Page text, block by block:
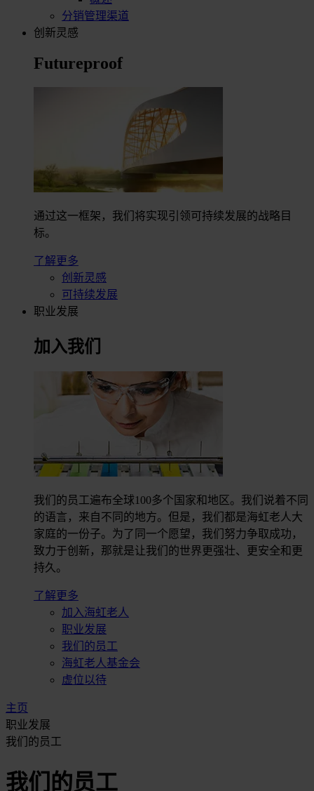
分销管理渠道
创新灵感
Futureproof
通过这一框架，我们将实现引领可持续发展的战略目
标。
了解更多
创新灵感
可持续发展
职业发展
加入我们
我们的员工遍布全球100多个国家和地区。我们说着不同
的语言，来自不同的地方。但是，我们都是海虹老人大
家庭的一份子。为了同一个愿望，我们努力争取成功，
致力于创新，那就是让我们的世界更强壮、更安全和更
持久。
了解更多
加入海虹老人
职业发展
我们的员工
海虹老人基金会
虚位以待
主页
职业发展
我们的员工
我们的员工